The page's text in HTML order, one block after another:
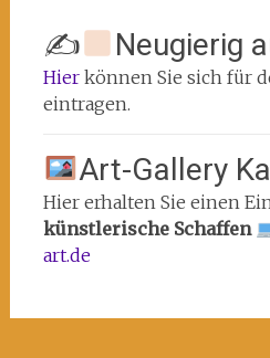
✍ Neugierig
Hierkönnen Sie sich für
eintragen.
Art-Gallery
Hier erhalten Sie einen
künstlerische Schaffen
art.de